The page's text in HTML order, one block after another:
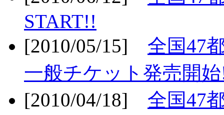
START!!
[2010/05/15] 全国47
一般チケット発売開
[2010/04/18] 全国47